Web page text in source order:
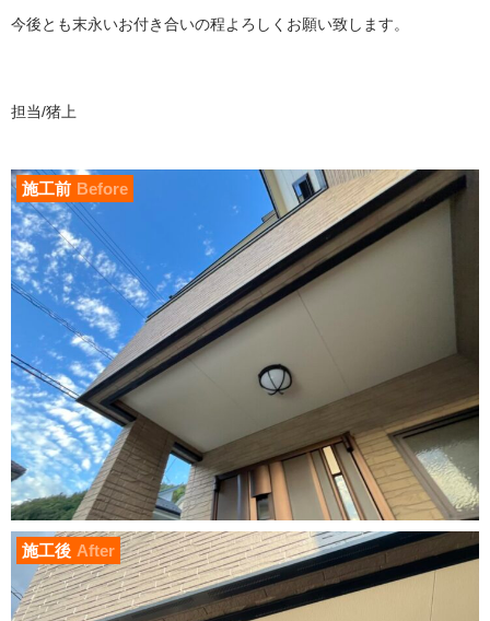
今後とも末永いお付き合いの程よろしくお願い致します。
担当/猪上
施工前 Before
施工後 After